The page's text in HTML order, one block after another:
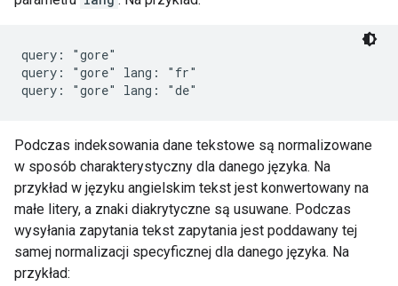
query: "gore"
query: "gore" lang: "fr"
query: "gore" lang: "de"
Podczas indeksowania dane tekstowe są normalizowane
w sposób charakterystyczny dla danego języka. Na
przykład w języku angielskim tekst jest konwertowany na
małe litery, a znaki diakrytyczne są usuwane. Podczas
wysyłania zapytania tekst zapytania jest poddawany tej
samej normalizacji specyficznej dla danego języka. Na
przykład: